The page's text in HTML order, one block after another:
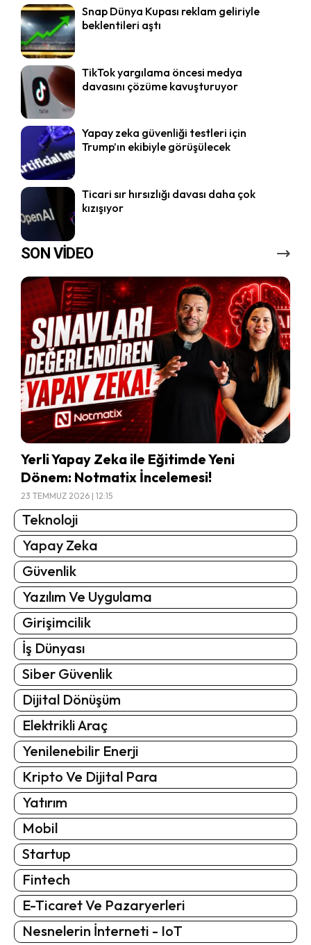
Snap Dünya Kupası reklam geliriyle
beklentileri aştı
TikTok yargılama öncesi medya
davasını çözüme kavuşturuyor
Yapay zeka güvenliği testleri için
Trump’ın ekibiyle görüşülecek
Ticari sır hırsızlığı davası daha çok
kızışıyor
SON VİDEO
Yerli Yapay Zeka ile Eğitimde Yeni
Dönem: Notmatix İncelemesi!
23 TEMMUZ 2026 | 12:15
Teknoloji
Yapay Zeka
Güvenlik
Yazılım Ve Uygulama
Girişimcilik
İş Dünyası
Siber Güvenlik
Dijital Dönüşüm
Elektrikli Araç
Yenilenebilir Enerji
Kripto Ve Dijital Para
Yatırım
Mobil
Startup
Fintech
E-Ticaret Ve Pazaryerleri
Nesnelerin İnterneti - IoT